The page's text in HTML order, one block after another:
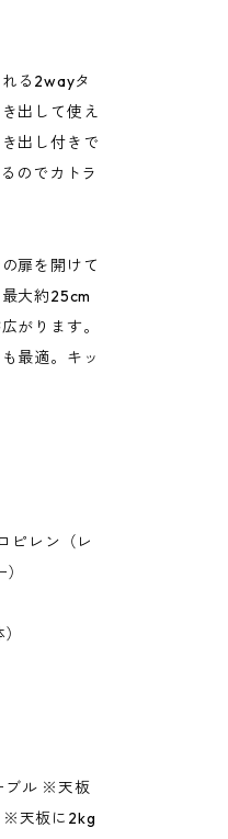
る2wayタ
出して使え
出し付きで
のでカトラ
扉を開けて
大約25cm
がります。
最適。キッ
ピレン（レ
ブル ※天板
※天板に2kg